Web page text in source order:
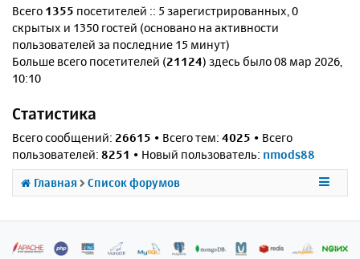
Всего 1355 посетителей :: 5 зарегистрированных, 0
скрытых и 1350 гостей (основано на активности
пользователей за последние 15 минут)
Больше всего посетителей (21124) здесь было 08 мар 2026,
10:10
Статистика
Всего сообщений: 26615 • Всего тем: 4025 • Всего
пользователей: 8251 • Новый пользователь: nmods88
Главная Список форумов